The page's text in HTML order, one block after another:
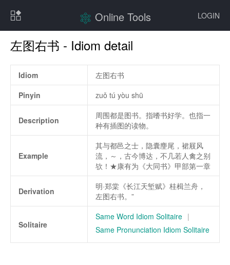
LOGIN
Online Tools
左图右书 - Idiom detail
Idiom
左图右书
Pinyin
zuǒ tú yòu shū
Description
周围都是图书。指嗜书好学。也指一
种有插图的读物。
Example
其与都邑之士，隐囊麈尾，裙屐风
流，～，古今博达，不几若人禽之别
欤！★康有为《大同书》甲部第一章
Derivation
明·郑棠《长江天堑赋》桂楫兰舟，
左图右书。”
Solitaire
Same Word Idiom Solitaire |
Same Pronunciation Idiom Solitaire